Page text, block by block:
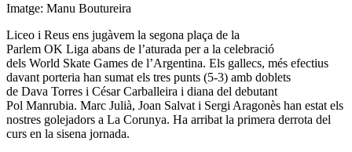
Imatge: Manu Boutureira
Liceo i Reus ens jugàvem la segona plaça de la
Parlem OK Liga abans de l’aturada per a la celebració
dels World Skate Games de l’Argentina. Els gallecs, més efectius
davant porteria han sumat els tres punts (5-3) amb doblets
de Dava Torres i César Carballeira i diana del debutant
Pol Manrubia. Marc Julià, Joan Salvat i Sergi Aragonès han estat els
nostres golejadors a La Corunya. Ha arribat la primera derrota del
curs en la sisena jornada.